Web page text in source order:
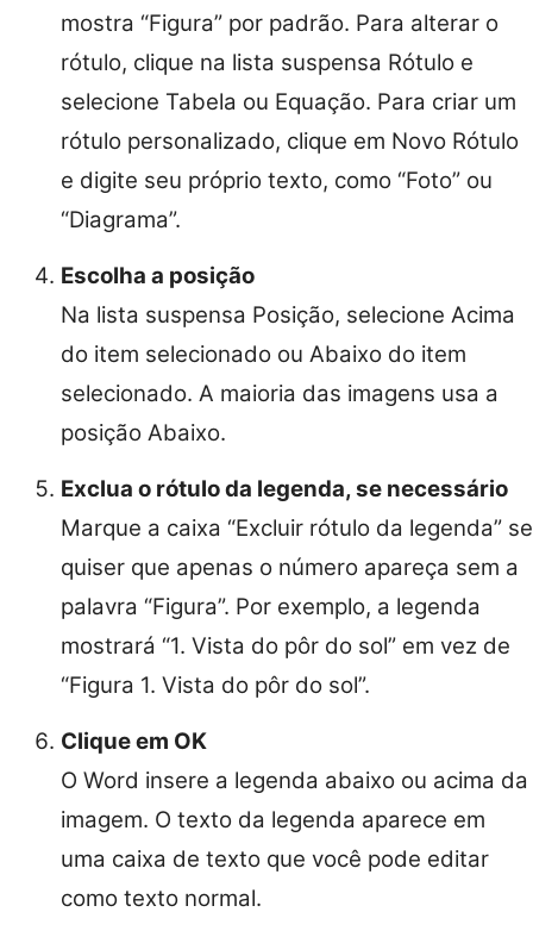
mostra “Figura” por padrão. Para alterar o
rótulo, clique na lista suspensa Rótulo e
selecione Tabela ou Equação. Para criar um
rótulo personalizado, clique em Novo Rótulo
e digite seu próprio texto, como “Foto” ou
“Diagrama”.
Escolha a posição
Na lista suspensa Posição, selecione Acima
do item selecionado ou Abaixo do item
selecionado. A maioria das imagens usa a
posição Abaixo.
Exclua o rótulo da legenda, se necessário
Marque a caixa “Excluir rótulo da legenda” se
quiser que apenas o número apareça sem a
palavra “Figura”. Por exemplo, a legenda
mostrará “1. Vista do pôr do sol” em vez de
“Figura 1. Vista do pôr do sol”.
Clique em OK
O Word insere a legenda abaixo ou acima da
imagem. O texto da legenda aparece em
uma caixa de texto que você pode editar
como texto normal.